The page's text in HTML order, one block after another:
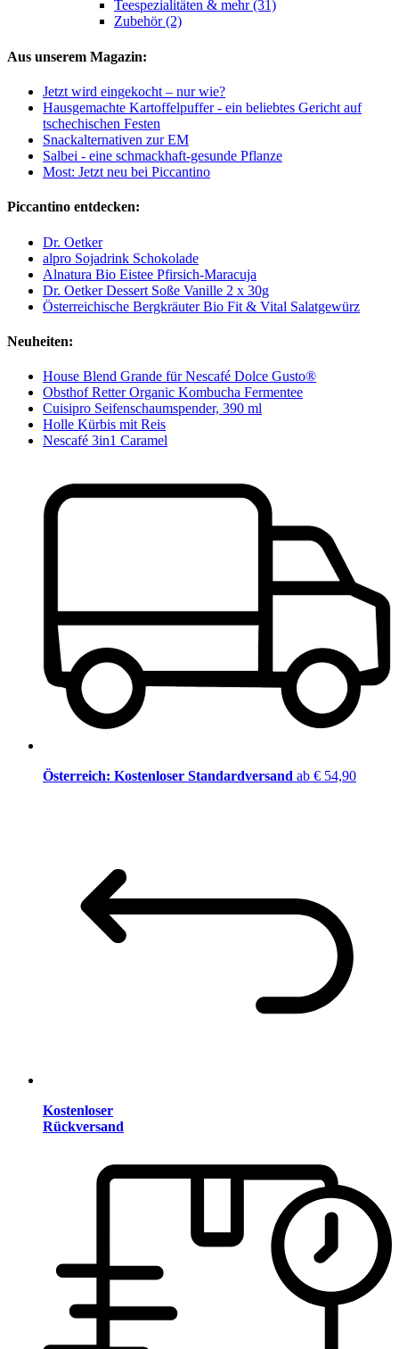
Teespezialitäten & mehr (31)
Zubehör (2)
Aus unserem Magazin:
Jetzt wird eingekocht – nur wie?
Hausgemachte Kartoffelpuffer - ein beliebtes Gericht auf
tschechischen Festen
Snackalternativen zur EM
Salbei - eine schmackhaft-gesunde Pflanze
Most: Jetzt neu bei Piccantino
Piccantino entdecken:
Dr. Oetker
alpro Sojadrink Schokolade
Alnatura Bio Eistee Pfirsich-Maracuja
Dr. Oetker Dessert Soße Vanille 2 x 30g
Österreichische Bergkräuter Bio Fit & Vital Salatgewürz
Neuheiten:
House Blend Grande für Nescafé Dolce Gusto®
Obsthof Retter Organic Kombucha Fermentee
Cuisipro Seifenschaumspender, 390 ml
Holle Kürbis mit Reis
Nescafé 3in1 Caramel
Österreich: Kostenloser Standardversand ab € 54,90
Kostenloser
Rückversand